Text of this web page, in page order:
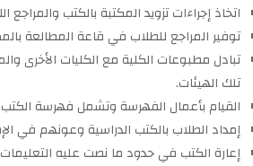
اتخاذ إجراءات تزويد المكتبة بالكتب
توفير المراجع للطلاب في قاعة المطالعة
تبادل مطبوعات الكلية مع الكليات الأخرى
تلك الهيئات.
القيام بأعمال الفهرسة وتشمل فهرسة الكتب
إمداد الطلاب بالكتب الدراسية وعونهم في
إعارة الكتب في حدود ما نصت عليه